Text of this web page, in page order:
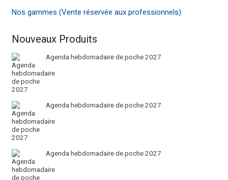
Nos gammes (Vente réservée aux professionnels)
Nouveaux Produits
Agenda hebdomadaire de poche 2027
Agenda hebdomadaire de poche 2027
Agenda hebdomadaire de poche 2027